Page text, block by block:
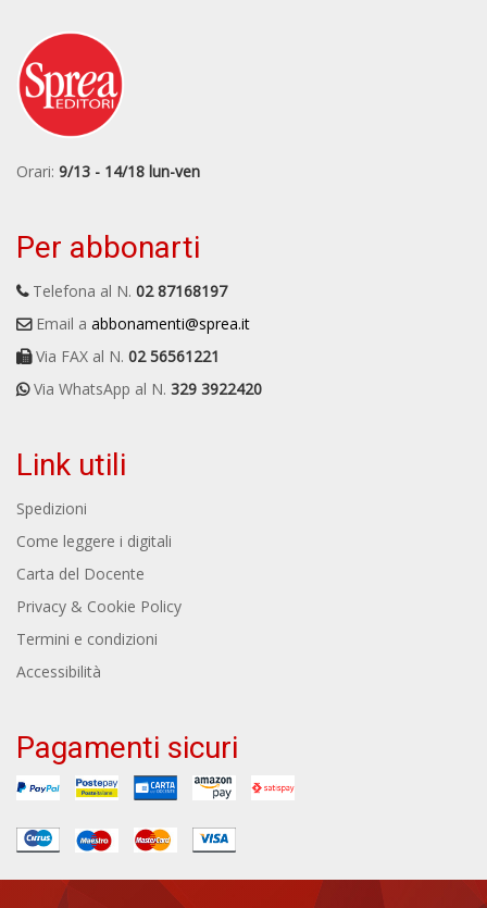
Orari: 9/13 - 14/18 lun-ven
Per abbonarti
Telefona al N. 02 87168197
Email a abbonamenti@sprea.it
Via FAX al N. 02 56561221
Via WhatsApp al N. 329 3922420
Link utili
Spedizioni
Come leggere i digitali
Carta del Docente
Privacy & Cookie Policy
Termini e condizioni
Accessibilità
Pagamenti sicuri